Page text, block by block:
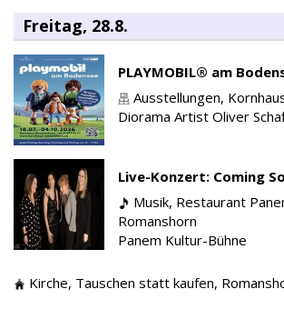
Freitag, 28.8.
PLAYMOBIL® am
Ausstellungen,
Diorama Artist Oliver
Live-Konzert: Coming
Musik, Restaurant
Romanshorn
Panem Kultur-Bühne
Kirche, Tauschen statt kaufen,